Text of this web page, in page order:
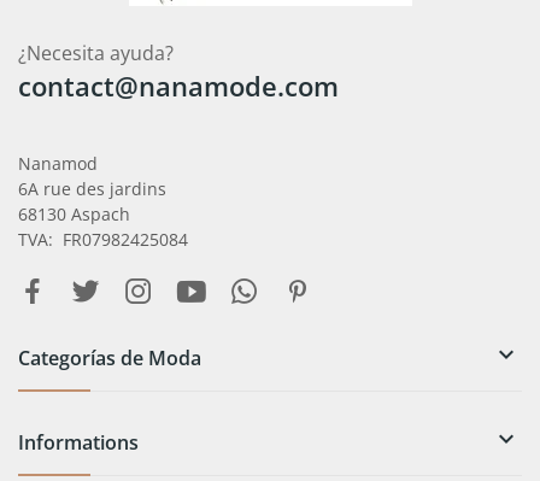
¿Necesita ayuda?
contact@nanamode.com
Nanamod
6A rue des jardins
68130 Aspach
TVA: FR07982425084
Categorías de Moda 
Informations 